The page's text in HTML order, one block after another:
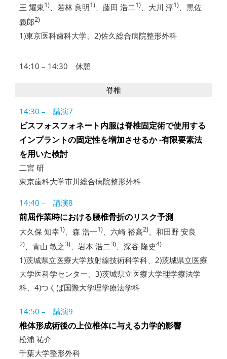
王 耀東1)、若林 良明1)、藤田 浩二1)、大川 淳1)、黒佐
義郎2)
1)東京医科歯科大学、2)佐久総合病院整形外科
14:10 – 14:30 休憩
脊椎
14:30 – 講演7
ビスフォスフォネート内服は脊椎固定術で使用する
インプラントの固定性を増加させるか -有限要素法
を用いた検討
二宮 研
東京歯科大学市川総合病院整形外科
14:40 – 講演8
前屈作業時における腰椎骨折のリスク予測
大久保 知幸1)、森 浩一1)、六崎 裕高2)、和田野 安良
2)、青山 敏之3)、岩本 浩二3)、深谷 隆史4)
1)茨城県立医療大学放射線技術科学科、2)茨城県立医療
大学医科学センター、3)茨城県立医療大学理学療法学
科、4)つくば国際大学理学療法学科
14:50 – 講演9
椎体形成術後の上位椎体に与える力学的影響
松浦 祐介
千葉大学整形外科